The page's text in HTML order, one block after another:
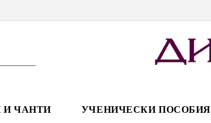
И ЧАНТИ УЧЕНИЧЕСКИ ПОСОБИЯ